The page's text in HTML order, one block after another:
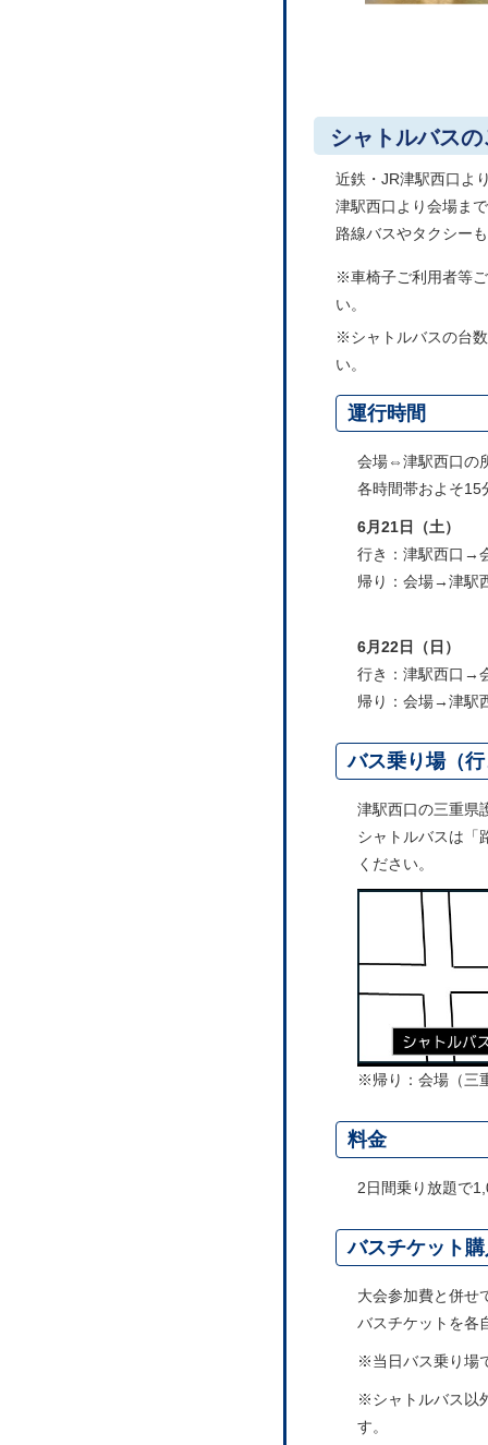
シャトルバス
近鉄・JR津駅西口よ
津駅西口より会場ま
路線バスやタクシー
※車椅子ご利用者等
い。
※シャトルバスの台
い。
運行時間
会場⇔津駅西口の
各時間帯およそ15
6月21日（土）
行き：津駅西口
帰り：会場→津
6月22日（日）
行き：津駅西口
帰り：会場→津
バス乗り場（
津駅西口の三重県
シャトルバスは「
ください。
※帰り：会場（三
料金
2日間乗り放題で
バスチケット
大会参加費と併せ
バスチケットを各
※当日バス乗り場
※シャトルバス以
す。